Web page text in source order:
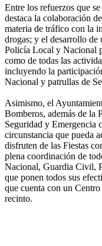
Entre los refuerzos que
destaca la colaboración
materia de tráfico con la
drogas; y el desarrollo de
Policía Local y Nacional
como de todas las
incluyendo la
Nacional y patrullas de
Asimismo, el
Bomberos, además de la
Seguridad y Emergencia
circunstancia que pueda
disfruten de las Fiestas
plena coordinación de
Nacional, Guardia Civil,
que ponen todos sus
que cuenta con un
recinto.